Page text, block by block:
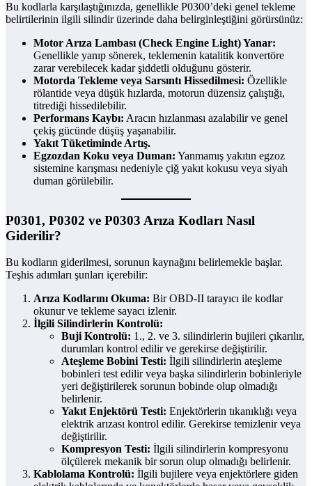
Bu kodlarla karşılaştığınızda, genellikle P0300’deki genel tekleme
belirtilerinin ilgili silindir üzerinde daha belirginleştiğini görürsünüz:
Motor Arıza Lambası (Check Engine Light) Yanar:
Genellikle yanıp sönerek, teklemenin katalitik konvertöre
zarar verebilecek kadar şiddetli olduğunu gösterir.
Motorda Tekleme veya Sarsıntı Hissedilmesi: Özellikle
rölantide veya düşük hızlarda, motorun düzensiz çalıştığı,
titrediği hissedilebilir.
Performans Kaybı: Aracın hızlanması azalabilir ve genel
çekiş gücünde düşüş yaşanabilir.
Yakıt Tüketiminde Artış.
Egzozdan Koku veya Duman: Yanmamış yakıtın egzoz
sistemine karışması nedeniyle çiğ yakıt kokusu veya siyah
duman görülebilir.
P0301, P0302 ve P0303 Arıza Kodları Nasıl
Giderilir?
Bu kodların giderilmesi, sorunun kaynağını belirlemekle başlar.
Teşhis adımları şunları içerebilir:
Arıza Kodlarını Okuma: Bir OBD-II tarayıcı ile kodlar
okunur ve tekleme sayacı izlenir.
İlgili Silindirlerin Kontrolü:
Buji Kontrolü: 1., 2. ve 3. silindirlerin bujileri çıkarılır,
durumları kontrol edilir ve gerekirse değiştirilir.
Ateşleme Bobini Testi: İlgili silindirlerin ateşleme
bobinleri test edilir veya başka silindirlerin bobinleriyle
yeri değiştirilerek sorunun bobinde olup olmadığı
belirlenir.
Yakıt Enjektörü Testi: Enjektörlerin tıkanıklığı veya
elektrik arızası kontrol edilir. Gerekirse temizlenir veya
değiştirilir.
Kompresyon Testi: İlgili silindirlerin kompresyonu
ölçülerek mekanik bir sorun olup olmadığı belirlenir.
Kablolama Kontrolü: İlgili bujilere veya enjektörlere giden